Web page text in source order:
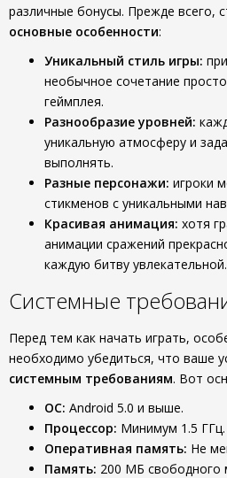
различные бонусы. Прежде всего,
основные особенности:
Уникальный стиль игры:
необычное сочетание
геймплея.
Разнообразие уровней:
уникальную атмосферу и
выполнять.
Разные персонажи: игроки
стикменов с уникальными
Красивая анимация: хотя
анимации сражений
каждую битву увлекательной.
Системные
Перед тем как начать играть,
необходимо убедиться, что ваше
системным требованиям. Вот
ОС: Android 5.0 и выше.
Процессор: Минимум 1.5 ГГц.
Оперативная память: Не
Память: 200 МБ свободного